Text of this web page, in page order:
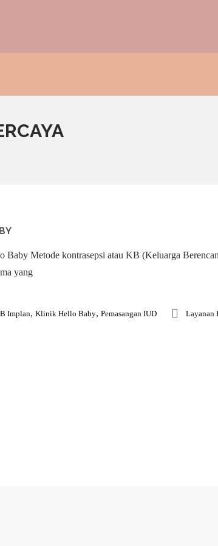
Metode kontrasepsi atau KB (Keluarga
yang
Implan, Klinik Hello Baby, Pemasangan IUD Layanan